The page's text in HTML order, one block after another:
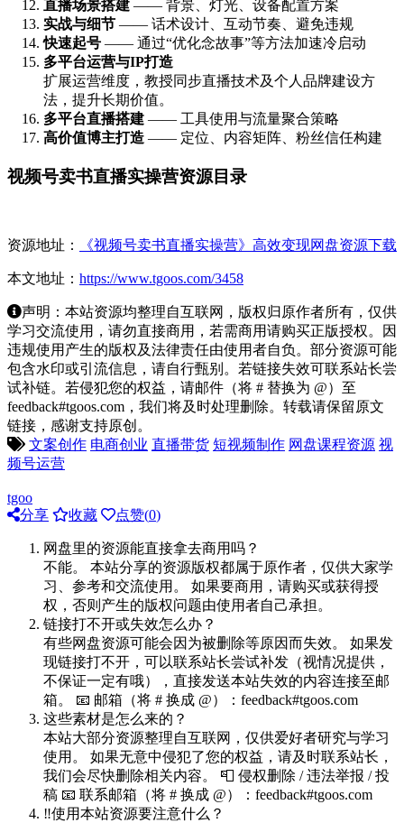
直播场景搭建 —— 背景、灯光、设备配置方案
实战与细节 —— 话术设计、互动节奏、避免违规
快速起号 —— 通过“优化念故事”等方法加速冷启动
多平台运营与IP打造
扩展运营维度，教授同步直播技术及个人品牌建设方
法，提升长期价值。
多平台直播搭建 —— 工具使用与流量聚合策略
高价值博主打造 —— 定位、内容矩阵、粉丝信任构建
视频号卖书直播实操营资源目录
资源地址： 《视频号卖书直播实操营》高效变现网盘资源下载
本文地址： https://www.tgoos.com/3458
声明：本站资源均整理自互联网，版权归原作者所有，仅供
学习交流使用，请勿直接商用，若需商用请购买正版授权。因
违规使用产生的版权及法律责任由使用者自负。部分资源可能
包含水印或引流信息，请自行甄别。若链接失效可联系站长尝
试补链。若侵犯您的权益，请邮件（将 # 替换为 @）至
feedback#tgoos.com，我们将及时处理删除。转载请保留原文
链接，感谢支持原创。
文案创作 电商创业 直播带货 短视频制作 网盘课程资源 视
频号运营
tgoo
分享
收藏 点赞(0)
网盘里的资源能直接拿去商用吗？
不能。 本站分享的资源版权都属于原作者，仅供大家学
习、参考和交流使用。 如果要商用，请购买或获得授
权，否则产生的版权问题由使用者自己承担。
链接打不开或失效怎么办？
有些网盘资源可能会因为被删除等原因而失效。 如果发
现链接打不开，可以联系站长尝试补发（视情况提供，
不保证一定有哦），直接发送本站失效的内容连接至邮
箱。 📧 邮箱（将 # 换成 @）：feedback#tgoos.com
这些素材是怎么来的？
本站大部分资源整理自互联网，仅供爱好者研究与学习
使用。 如果无意中侵犯了您的权益，请及时联系站长，
我们会尽快删除相关内容。 📮 侵权删除 / 违法举报 / 投
稿 📧 联系邮箱（将 # 换成 @）：feedback#tgoos.com
‼️使用本站资源要注意什么？